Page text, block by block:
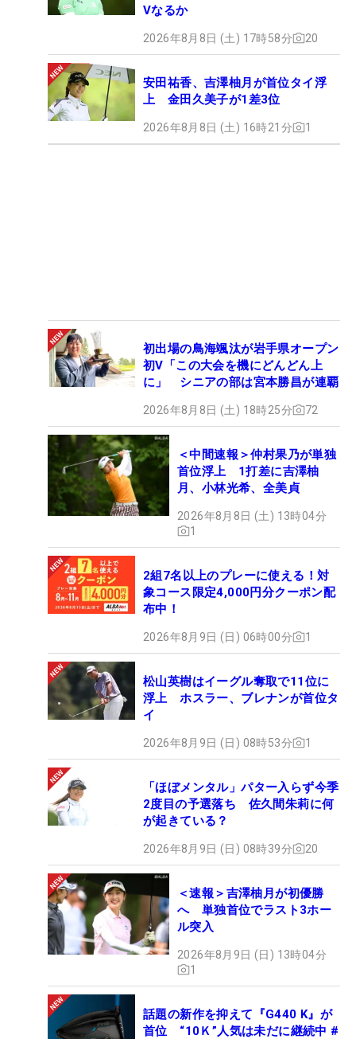
Vなるか
2026年8月8日 (土) 17時58分 20
安田祐香、吉澤柚月が首位タイ浮
上 金田久美子が1差3位
2026年8月8日 (土) 16時21分 1
初出場の鳥海颯汰が岩手県オープン
初V「この大会を機にどんどん上
に」 シニアの部は宮本勝昌が連覇
2026年8月8日 (土) 18時25分 72
＜中間速報＞仲村果乃が単独
首位浮上 1打差に吉澤柚
月、小林光希、全美貞
2026年8月8日 (土) 13時04分
1
2組7名以上のプレーに使える！対
象コース限定4,000円分クーポン配
布中！
2026年8月9日 (日) 06時00分 1
松山英樹はイーグル奪取で11位に
浮上 ホスラー、ブレナンが首位タ
イ
2026年8月9日 (日) 08時53分 1
「ほぼメンタル」パター入らず今季
2度目の予選落ち 佐久間朱莉に何
が起きている？
2026年8月9日 (日) 08時39分 20
＜速報＞吉澤柚月が初優勝
へ 単独首位でラスト3ホー
ル突入
2026年8月9日 (日) 13時04分
1
話題の新作を抑えて『G440 K』が
首位 “10Ｋ”人気は未だに継続中 #